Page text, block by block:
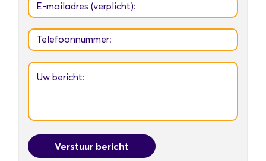
Verstuur bericht